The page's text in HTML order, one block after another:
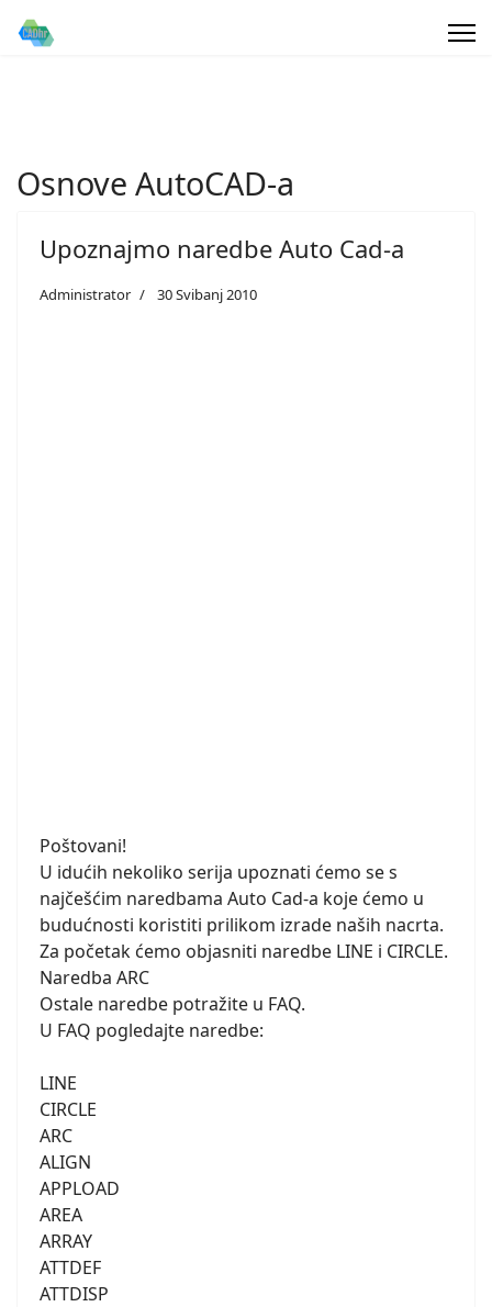
Osnove AutoCAD-a
Upoznajmo naredbe Auto Cad-a
Administrator 30 Svibanj 2010
Poštovani!
U idućih nekoliko serija upoznati ćemo se s
najčešćim naredbama Auto Cad-a koje ćemo u
budućnosti koristiti prilikom izrade naših nacrta.
Za početak ćemo objasniti naredbe LINE i CIRCLE.
Naredba ARC
Ostale naredbe potražite u FAQ.
U FAQ pogledajte naredbe:
LINE
CIRCLE
ARC
ALIGN
APPLOAD
AREA
ARRAY
ATTDEF
ATTDISP